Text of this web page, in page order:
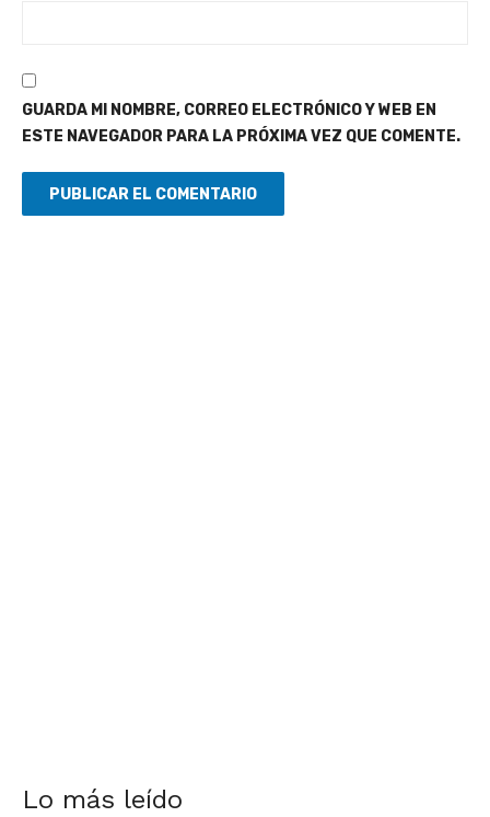
GUARDA MI NOMBRE, CORREO ELECTRÓNICO Y WEB EN
ESTE NAVEGADOR PARA LA PRÓXIMA VEZ QUE COMENTE.
Lo más leído